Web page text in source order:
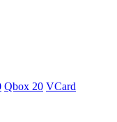
Qbox 20 VCard